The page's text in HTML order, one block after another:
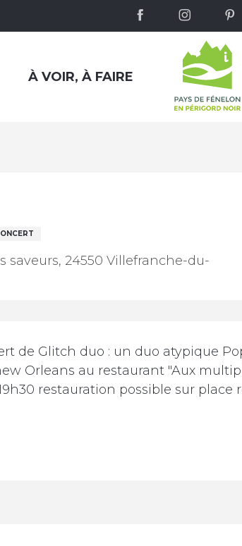
À VOIR, À FAIRE
saveurs, 24550 Villefranche-du-
de Glitch duo : un duo atypique
Orleans au restaurant "Aux
restauration possible sur place